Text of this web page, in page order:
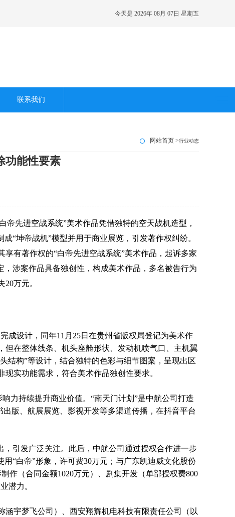
今天是 2026年 08月 07日 星期五
联系我们
网站首页 >行业动态
功能性要素
先进空战系统”美术作品凭借独特的空天战机造型，
“坤帝战机”模型并用于商业展览，引发著作权纠纷。
有著作权的“白帝先进空战系统”美术作品，起诉多家
涉案作品具备独创性，构成美术作品，多名被告行为
万元。
设计，同年11月25日在贵州省版权局登记为美术作
在整体线条、机头座舱形状、发动机喷气口、主机翼
结构”等设计，结合独特的色彩与细节图案，呈现出区
实功能需求，符合美术作品独创性要求。
力持续提升商业价值。“南天门计划”是中航公司打造
版、航展展览、影视开发等多渠道传播，在抖音平台
引发广泛关注。此后，中航公司通过授权合作进一步
“白帝”形象，许可费30万元；与广东凯迪威文化股份
作（合同金额1020万元）、剧集开发（单部授权费800
潜力。
宇梦飞公司）、西安翔辉机电科技有限责任公司（以